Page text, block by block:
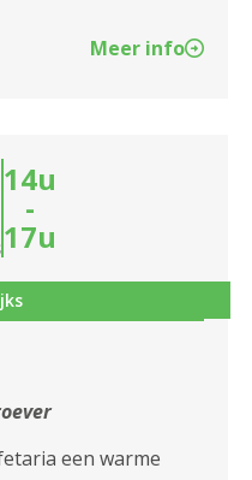
Meer info
14u
-
17u
een warme